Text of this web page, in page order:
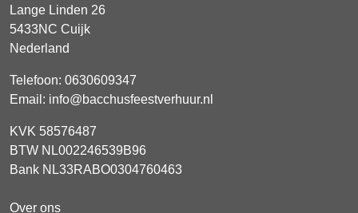
Lange Linden 26
5433NC Cuijk
Nederland
Telefoon: 0630609347
Email: info@bacchusfeestverhuur.nl
KVK 58576487
BTW NL002246539B96
Bank NL33RABO0304760463
Over ons